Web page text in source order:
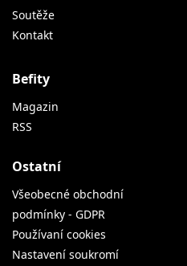
Soutěže
Kontakt
Befity
Magazin
RSS
Ostatní
Všeobecné obchodní
podmínky - GDPR
Používaní cookies
Nastavení soukromí